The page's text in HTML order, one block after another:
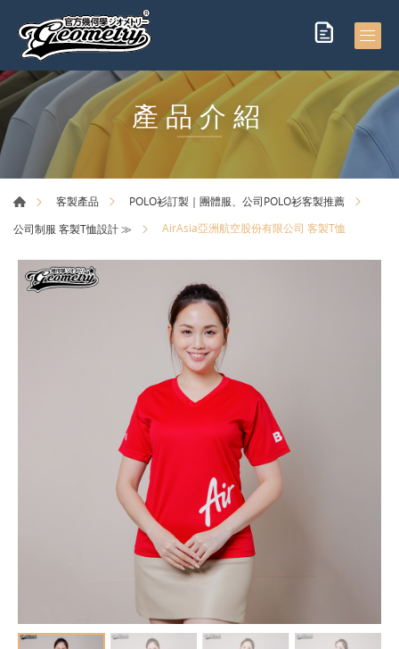
產品介紹
客製產品
POLO衫訂製｜團體服、公司POLO衫客製推薦
公司制服 客製T恤設計 ≫
AirAsia亞洲航空股份有限公司 客製T恤